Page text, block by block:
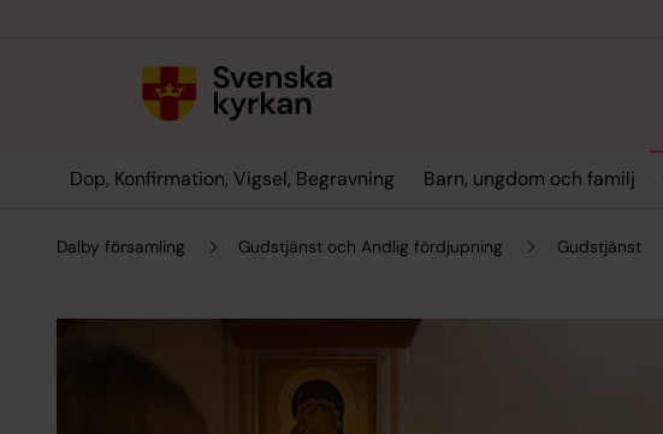
Dop, Konfirmation, Vigsel, Begravning Barn, ungdom och familj
Dalby församling Gudstjänst och Andlig fördjupning Gudstjänst